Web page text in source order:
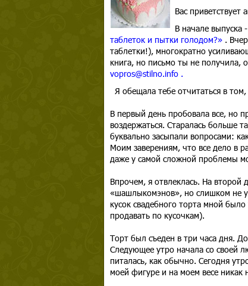
Вас
В начале выпуска
таблеток и пытки голодом?».
таблетки!), многократно
книга, но письмо ты не получила,
vopros@stilno.info .
Я обещала тебе отчитаться в
В первый день пробовала все, но
воздержаться. Старалась больше
буквально засыпали вопросами:
Моим заверениям, что все дело в
даже у самой сложной проблемы
Впрочем, я отвлеклась. На второй
«шашлыкомэнов», но слишком не
кусок свадебного торта мной
продавать по кусочкам).
Торт был съеден в три часа дня.
Следующее утро начала со своей
питалась, как обычно. Сегодня
моей фигуре и на моем весе никак